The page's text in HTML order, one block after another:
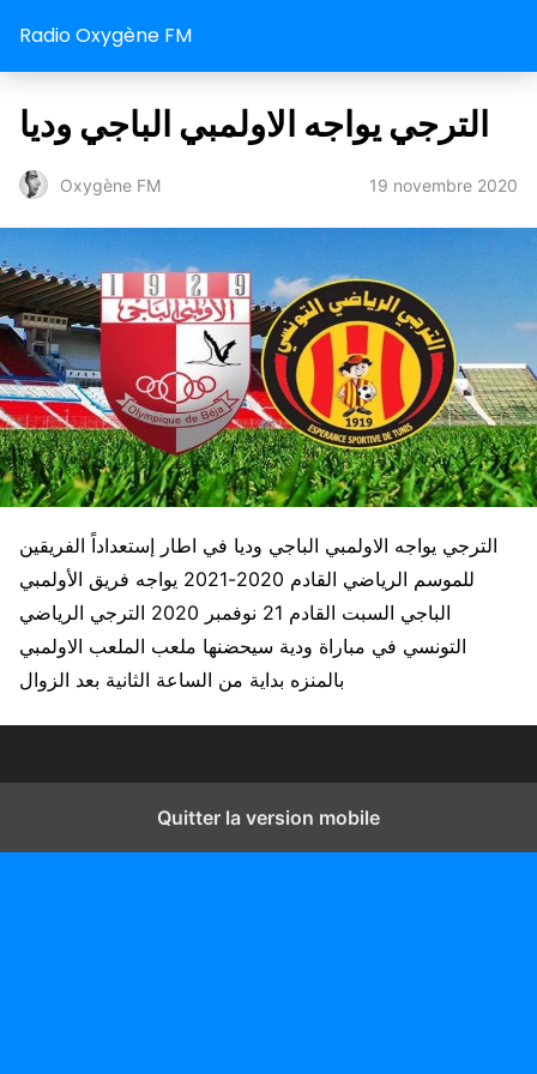
Radio Oxygène FM
الترجي يواجه الاولمبي الباجي وديا
Oxygène FM 19 novembre 2020
الترجي يواجه الاولمبي الباجي وديا في اطار إستعداداً الفريقين
للموسم الرياضي القادم 2020-2021 يواجه فريق الأولمبي
الباجي السبت القادم 21 نوفمبر 2020 الترجي الرياضي
التونسي في مباراة ودية سيحضنها ملعب الملعب الاولمبي
بالمنزه بداية من الساعة الثانية بعد الزوال
Quitter la version mobile